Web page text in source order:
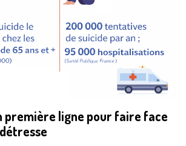
première ligne pour faire face